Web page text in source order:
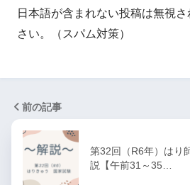
日本語が含まれない投稿は無視
さい。（スパム対策）
前の記事
第32回（R6年）はり
説【午前31～35…